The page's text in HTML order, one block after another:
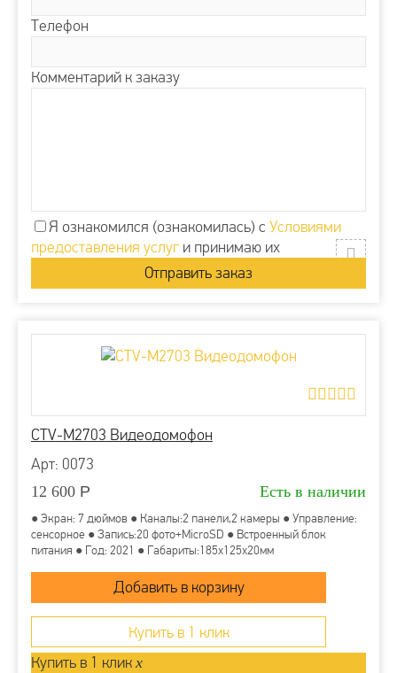
Телефон
Комментарий к заказу
Я ознакомился (ознакомилась) с Условиями
предоставления услуги принимаю их
CTV-M2703 Видеодомофон
Арт: 0073
12 600 Р Есть в наличии
● Экран: 7 дюймов ● Каналы:2 панели,2 камеры ● Управление:
сенсорное ● Запись:20 фото+MicroSD ● Встроенный блок
питания ● Год: 2021 ● Габариты:185х125х20мм
Купить в 1 клик
Купить в 1 клик x